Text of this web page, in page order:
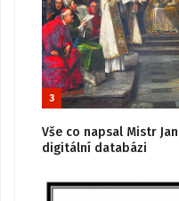
3
Vše co napsal Mistr
digitální databázi